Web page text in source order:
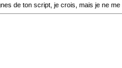
de ton script, je crois, mais je ne